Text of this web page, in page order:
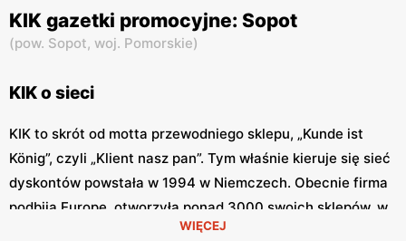
KIK gazetki promocyjne: Sopot
(pow. Sopot, woj. Pomorskie)
KIK o sieci
KIK to skrót od motta przewodniego sklepu, „Kunde ist
König”, czyli „Klient nasz pan”. Tym właśnie kieruje się sieć
dyskontów powstała w 1994 w Niemczech. Obecnie firma
podbija Europę, otworzyła ponad 3000 swoich sklepów, w
tym ok. 200 w samej Polsce. Firma ta jednak nie
WIĘCEJ